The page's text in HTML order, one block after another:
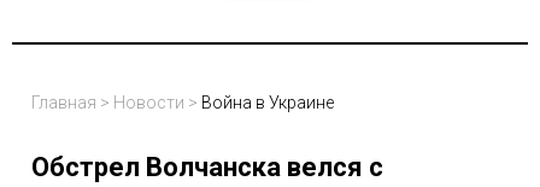
Главная > Новости > Война в Украине
Обстрел Волчанска велся с